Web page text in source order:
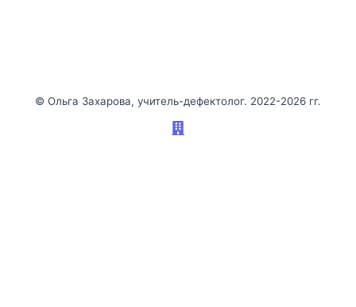
©️ Ольга Захарова, учитель-дефектолог. 2022-2026 гг.